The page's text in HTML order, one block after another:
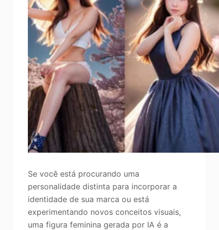
Se você está procurando uma
personalidade distinta para incorporar a
identidade de sua marca ou está
experimentando novos conceitos visuais,
uma figura feminina gerada por IA é a